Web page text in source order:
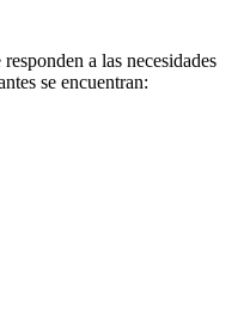
a las necesidades
se encuentran: